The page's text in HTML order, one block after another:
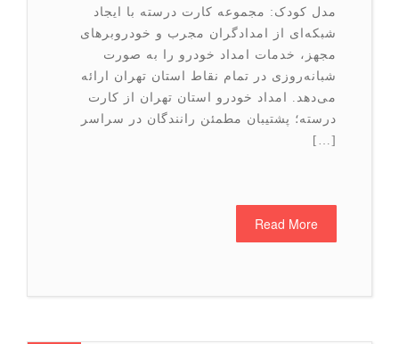
مدل کودک: مجموعه کارت درسته با ایجاد
شبکه‌ای از امدادگران مجرب و خودروبرهای
مجهز، خدمات امداد خودرو را به صورت
شبانه‌روزی در تمام نقاط استان تهران ارائه
می‌دهد. امداد خودرو استان تهران از کارت
درسته؛ پشتیبان مطمئن رانندگان در سراسر
Read More